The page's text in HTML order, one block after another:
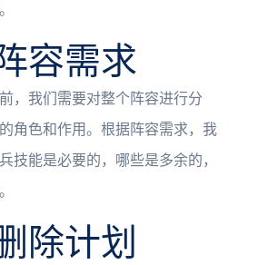
容需求
，我们需要对整个阵容进行分
角色和作用。根据阵容需求，我
技能是必要的，哪些是多余的，
除计划